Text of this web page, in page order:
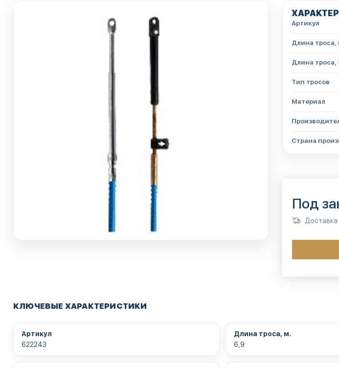
Артикул
Длина троса,
Длина троса,
Тип тросов
Материал
Страна
Под
КЛЮЧЕВЫЕ ХАРАКТЕРИСТИКИ
Артикул
622243
Длина троса, м.
6,9